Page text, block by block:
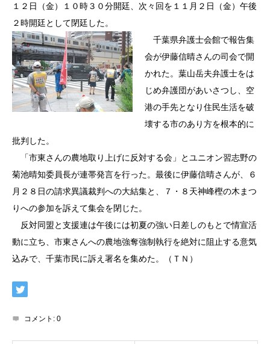
１２日（金）１０時３０分開廷、次々回を１１月２日（金）午後
２時開廷として閉廷した。
千葉県弁護士会館で報告集
会が伊藤信晴さんの司会で開
かれた。葉山岳夫弁護士をは
じめ弁護団があいさつし、空
港の手先となり住民生活を破
壊する市のあり方を根本的に
批判した。
「市東さんの農地取り上げに反対する会」とユニオン習志野の
菊池晴知委員長が連帯発言を行った。最後に伊藤信晴さんが、６
月２８日の請求異議裁判への大結集と、７・８天神峰樫の木まつ
りへの参加を訴えて集会を閉じた。
反対同盟と支援連は午後には初夏の強い日差しのもとで情宣活
動に立ち、市東さんへの農地強奪強制執行を絶対に阻止する意気
込みで、千葉市民に訴え署名を集めた。（ＴＮ）
コメント: 0